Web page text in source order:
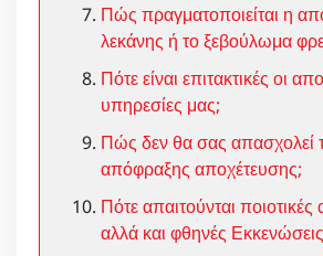
Πώς πραγματοποιείται η
λεκάνης ή το ξεβούλωμα
Πότε είναι επιτακτικές οι
υπηρεσίες μας;
Πώς δεν θα σας απασχολεί
απόφραξης αποχέτευσης;
Πότε απαιτούνται
αλλά και φθηνές